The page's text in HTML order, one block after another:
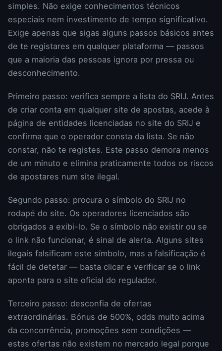
simples. Não exige conhecimentos técnicos
especiais nem investimento de tempo significativo.
Exige apenas que sigas alguns passos básicos antes
de te registares em qualquer plataforma — passos
que a maioria das pessoas ignora por pressa ou
desconhecimento.
Primeiro passo: verifica sempre a lista do SRIJ. Antes
de criar conta em qualquer site de apostas, acede à
página de entidades licenciadas no site do SRIJ e
confirma que o operador consta da lista. Se não
constar, não te registes. Este passo demora menos
de um minuto e elimina praticamente todos os riscos
de apostares num site ilegal.
Segundo passo: procura o símbolo do SRIJ no
rodapé do site. Os operadores licenciados são
obrigados a exibi-lo. Se o símbolo não existir ou se
o link não funcionar, é sinal de alerta. Alguns sites
ilegais falsificam este símbolo, mas a falsificação é
fácil de detetar — basta clicar e verificar se o link
aponta para o site oficial do regulador.
Terceiro passo: desconfia de ofertas
extraordinárias. Bónus de 500%, odds muito acima
da concorrência, promoções sem condições —
estas ofertas não existem no mercado legal porque